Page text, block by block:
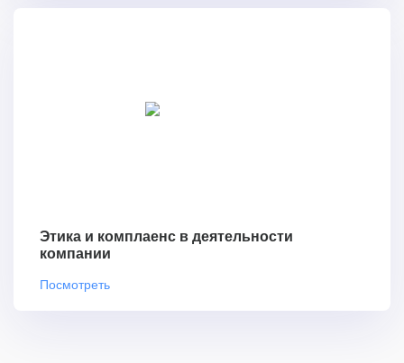
Этика и комплаенс в деятельности
компании
Посмотреть